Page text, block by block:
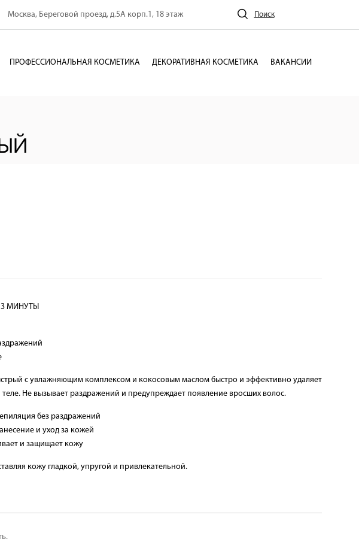
Москва, Береговой проезд, д.5А корп.1, 18 этаж Поиск
ПРОФЕССИОНАЛЬНАЯ КОСМЕТИКА ДЕКОРАТИВНАЯ КОСМЕТИКА ВАКАНСИИ
3 МИНУТЫ
с увлажняющим комплексом и кокосовым маслом быстро и эффективно удаляет
Не вызывает раздражений и предупреждает появление вросших волос.
без раздражений
и уход за кожей
и защищает кожу
кожу гладкой, упругой и привлекательной.